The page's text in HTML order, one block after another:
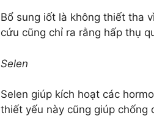
Bổ sung iốt là không thiết tha
cứu cũng chỉ ra rằng hấp thụ
Selen
Selen giúp kích hoạt các
thiết yếu này cũng giúp